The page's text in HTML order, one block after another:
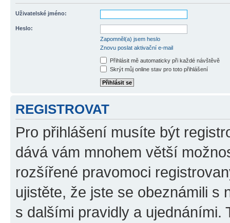
Uživatelské jméno:
Heslo:
Zapomněl(a) jsem heslo
Znovu poslat aktivační e-mail
Přihlásit mě automaticky při každé návštěvě
Skrýt můj online stav pro toto přihlášení
REGISTROVAT
Pro přihlášení musíte být
dává vám mnohem větší
rozšířené pravomoci
ujistěte, že jste se obeznámili s
s dalšími pravidly a ujednáními.